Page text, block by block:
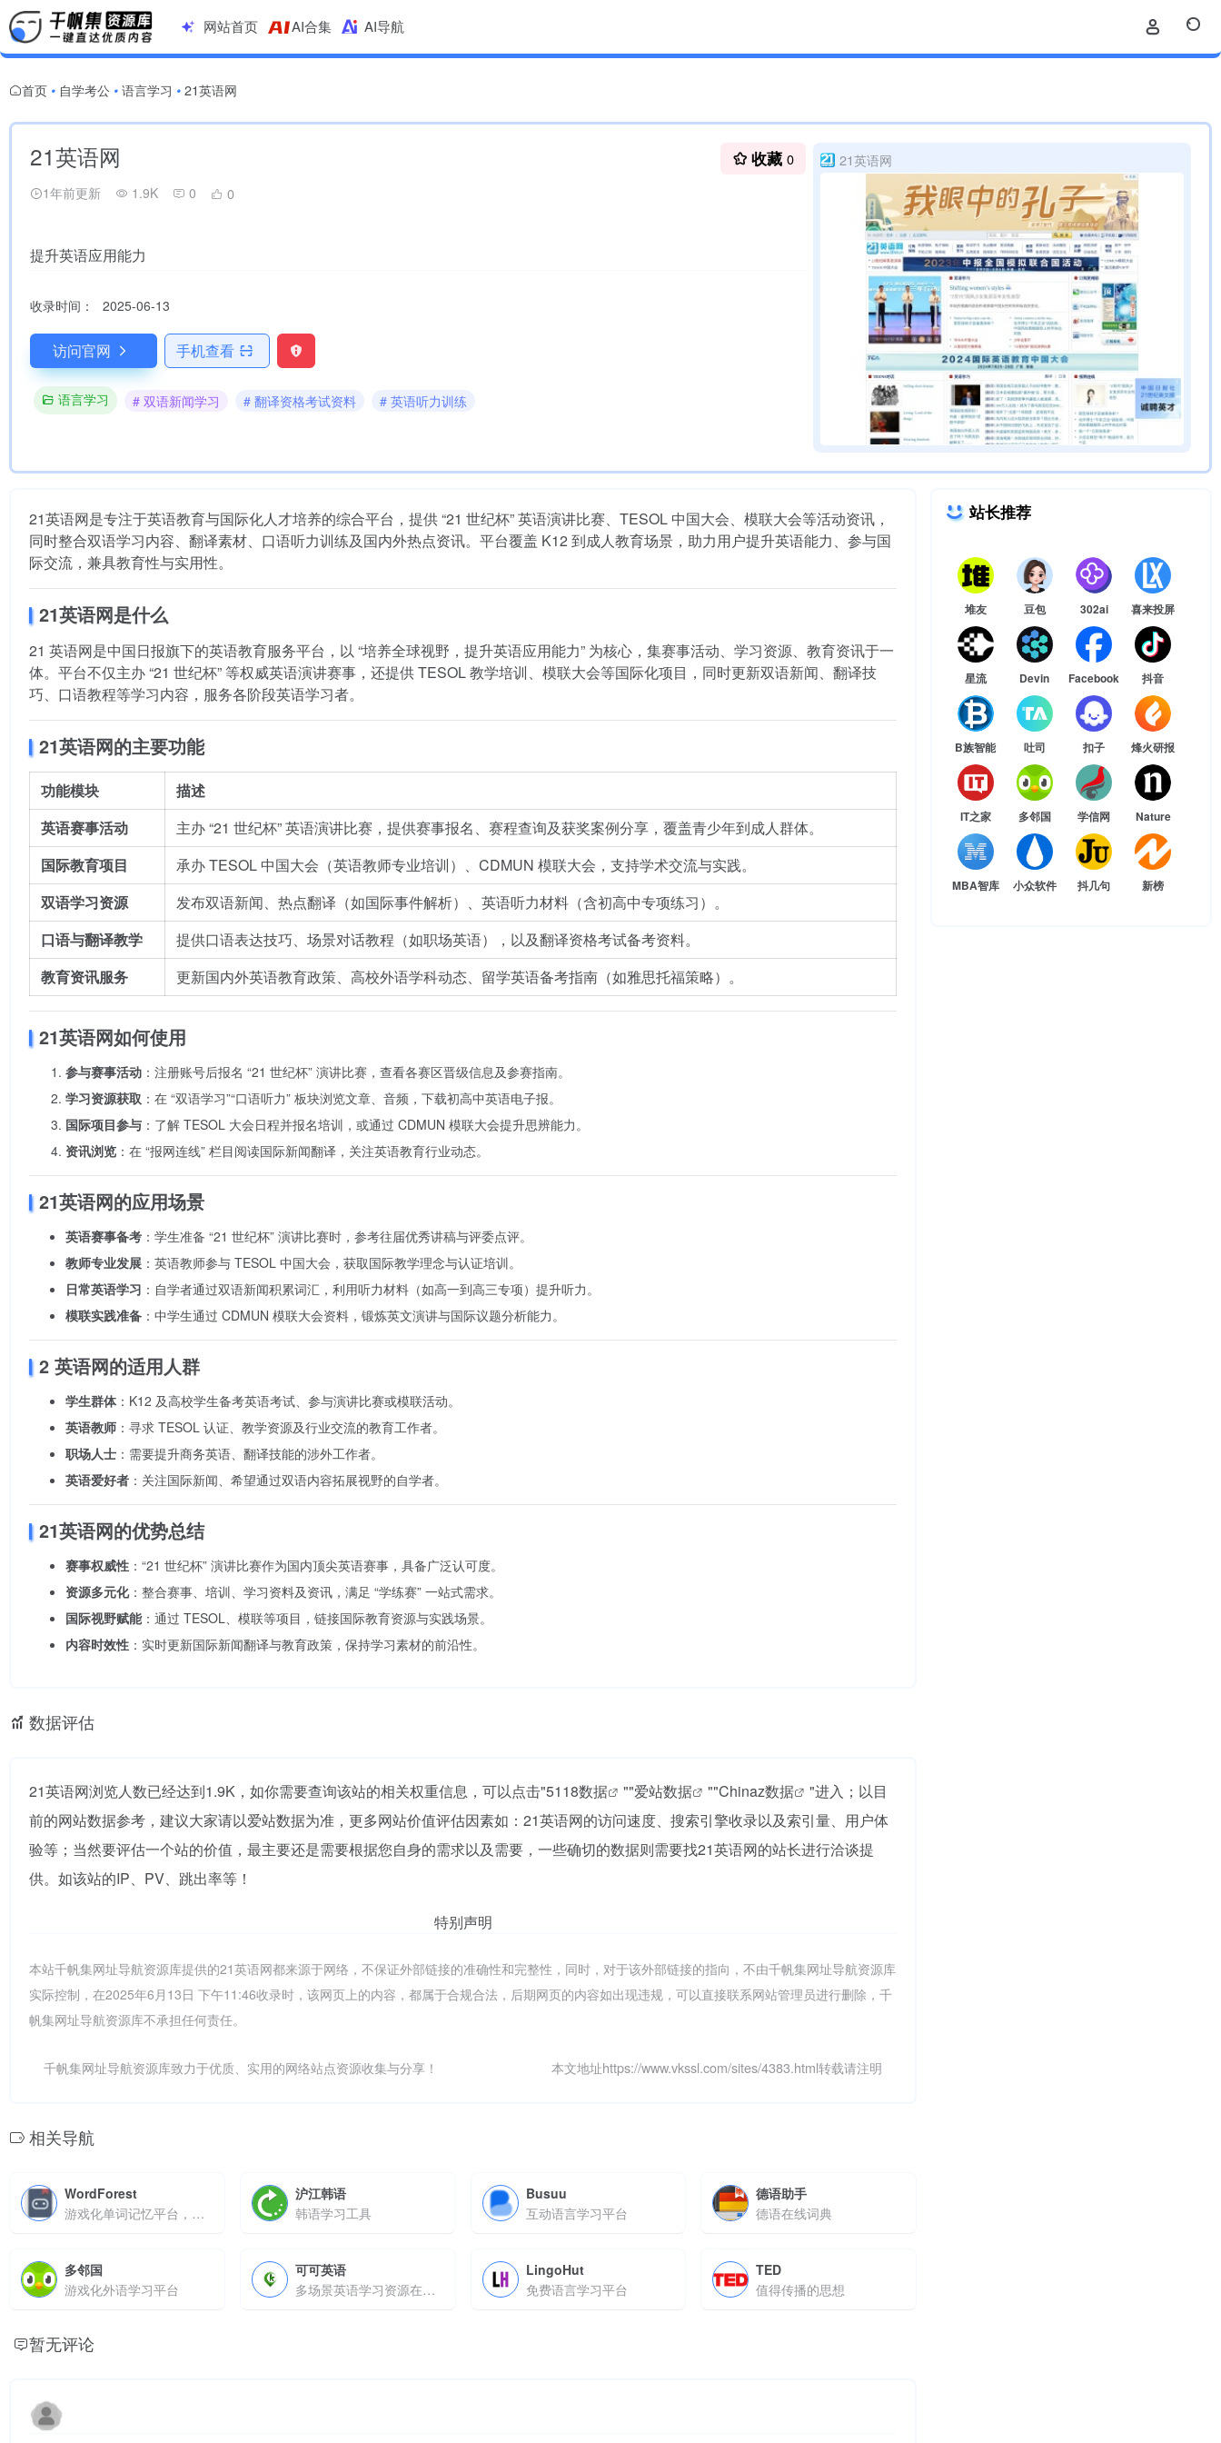
网站首页 AI合集 AI导航
首页 • 自学考公 • 语言学习 • 21英语网
21英语网
1年前更新 1.9K 0 0
收藏 0
提升英语应用能力
收录时间： 2025-06-13
访问官网 手机查看
语言学习 # 双语新闻学习 # 翻译资格考试资料 # 英语听力训练
21英语网
21英语网是专注于英语教育与国际化人才培养的综合平台，提供 “21 世纪杯” 英语演讲比赛、TESOL 中国大会、模联大会等活动资讯，
同时整合双语学习内容、翻译素材、口语听力训练及国内外热点资讯。平台覆盖 K12 到成人教育场景，助力用户提升英语能力、参与国
际交流，兼具教育性与实用性。
21英语网是什么
21 英语网是中国日报旗下的英语教育服务平台，以 “培养全球视野，提升英语应用能力” 为核心，集赛事活动、学习资源、教育资讯于一
体。平台不仅主办 “21 世纪杯” 等权威英语演讲赛事，还提供 TESOL 教学培训、模联大会等国际化项目，同时更新双语新闻、翻译技
巧、口语教程等学习内容，服务各阶段英语学习者。
21英语网的主要功能
功能模块
描述
英语赛事活动
主办 “21 世纪杯” 英语演讲比赛，提供赛事报名、赛程查询及获奖案例分享，覆盖青少年到成人群体。
国际教育项目
承办 TESOL 中国大会（英语教师专业培训）、CDMUN 模联大会，支持学术交流与实践。
双语学习资源
发布双语新闻、热点翻译（如国际事件解析）、英语听力材料（含初高中专项练习）。
口语与翻译教学
提供口语表达技巧、场景对话教程（如职场英语），以及翻译资格考试备考资料。
教育资讯服务
更新国内外英语教育政策、高校外语学科动态、留学英语备考指南（如雅思托福策略）。
21英语网如何使用
参与赛事活动 ：注册账号后报名 “21 世纪杯” 演讲比赛，查看各赛区晋级信息及参赛指南。
学习资源获取 ：在 “双语学习”“口语听力” 板块浏览文章、音频，下载初高中英语电子报。
国际项目参与 ：了解 TESOL 大会日程并报名培训，或通过 CDMUN 模联大会提升思辨能力。
资讯浏览 ：在 “报网连线” 栏目阅读国际新闻翻译，关注英语教育行业动态。
21英语网的应用场景
英语赛事备考 ：学生准备 “21 世纪杯” 演讲比赛时，参考往届优秀讲稿与评委点评。
教师专业发展 ：英语教师参与 TESOL 中国大会，获取国际教学理念与认证培训。
日常英语学习 ：自学者通过双语新闻积累词汇，利用听力材料（如高一到高三专项）提升听力。
模联实践准备 ：中学生通过 CDMUN 模联大会资料，锻炼英文演讲与国际议题分析能力。
2 英语网的适用人群
学生群体：K12 及高校学生备考英语考试、参与演讲比赛或模联活动。
英语教师 ：寻求 TESOL 认证、教学资源及行业交流的教育工作者。
职场人士 ：需要提升商务英语、翻译技能的涉外工作者。
英语爱好者 ：关注国际新闻、希望通过双语内容拓展视野的自学者。
21英语网的优势总结
赛事权威性 ：“21 世纪杯” 演讲比赛作为国内顶尖英语赛事，具备广泛认可度。
资源多元化：整合赛事、培训、学习资料及资讯，满足 “学练赛” 一站式需求。
国际视野赋能：通过 TESOL、模联等项目，链接国际教育资源与实践场景。
内容时效性 ：实时更新国际新闻翻译与教育政策，保持学习素材的前沿性。
数据评估
21英语网浏览人数已经达到1.9K，如你需要查询该站的相关权重信息，可以点击"5118数据 ""爱站数据 ""Chinaz数据
"进入；以目
前的网站数据参考，建议大家请以爱站数据为准，更多网站价值评估因素如：21英语网的访问速度、搜索引擎收录以及索引量、用户体
验等；当然要评估一个站的价值，最主要还是需要根据您自身的需求以及需要，一些确切的数据则需要找21英语网的站长进行洽谈提
供。如该站的IP、PV、跳出率等！
特别声明
本站千帆集网址导航资源库提供的21英语网都来源于网络，不保证外部链接的准确性和完整性，同时，对于该外部链接的指向，不由千帆集网址导航资源库
实际控制，在2025年6月13日 下午11:46收录时，该网页上的内容，都属于合规合法，后期网页的内容如出现违规，可以直接联系网站管理员进行删除，千
帆集网址导航资源库不承担任何责任。
千帆集网址导航资源库致力于优质、实用的网络站点资源收集与分享！ 本文地址https://www.vkssl.com/sites/4383.html转载请注明
相关导航
WordForest
游戏化单词记忆平台，通过闯关模式提升词汇量
沪江韩语
韩语学习工具
Busuu
互动语言学习平台
德语助手
德语在线词典
多邻国
游戏化外语学习平台
可可英语
多场景英语学习资源在线平台
LingoHut
免费语言学习平台
TED
值得传播的思想
暂无评论
站长推荐
堆友 豆包 302ai 喜来投屏
星流 Devin Facebook 抖音
B族智能 吐司 扣子 烽火研报
IT之家 多邻国 学信网 Nature
MBA智库 小众软件 抖几句 新榜